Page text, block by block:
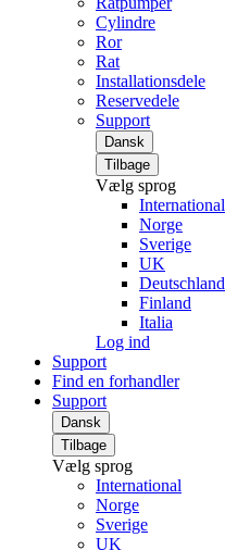
Cylindre
Ror
Rat
Installationsdele
Reservedele
Support
Dansk
Tilbage
Vælg sprog
International
Norge
Sverige
UK
Deutschland
Finland
Italia
Log ind
Support
Find en forhandler
Support
Dansk
Tilbage
Vælg sprog
International
Norge
Sverige
UK